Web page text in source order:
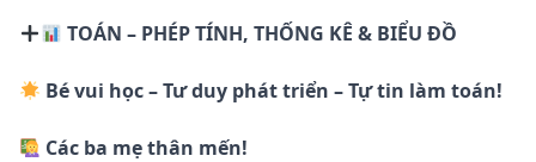
TOÁN – PHÉP TÍNH, THỐNG KÊ & BIỂU ĐỒ
Bé vui học – Tư duy phát triển – Tự tin làm toán!
Các ba mẹ thân mến!